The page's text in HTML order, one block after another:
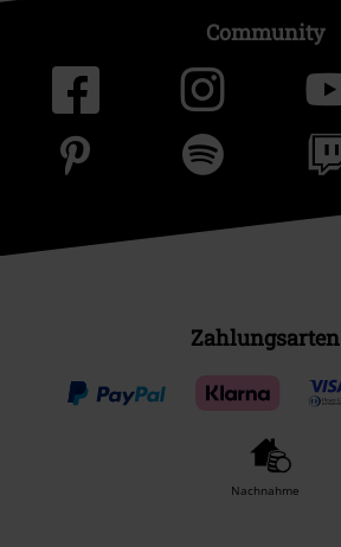
Community
Zahlungsarten
Nachnahme